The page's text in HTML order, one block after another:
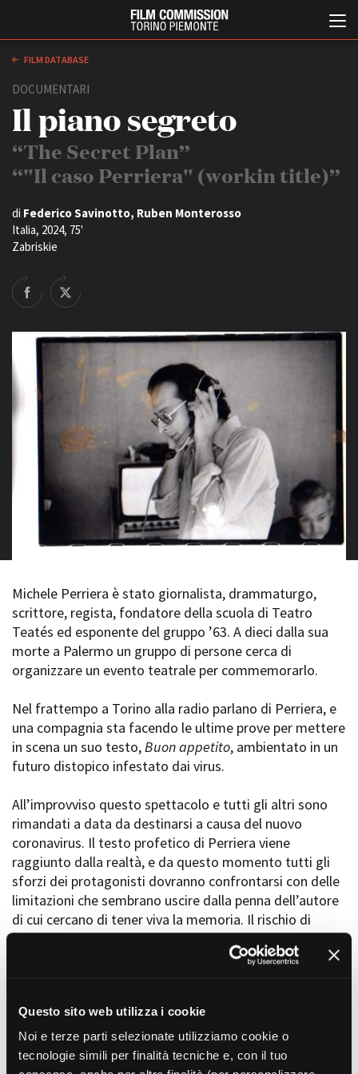
Questo sito web utilizza i cookie
Noi e terze parti selezionate utilizziamo cookie o
tecnologie simili per finalità tecniche e, con il tuo
Chi siamo
Storia della Fondazione
La sede
Partner
Rete regionale
Bilancio sociale
Amministrazione
trasparente
Bandi e gare
Sostenibilità ambientale
SERVIZI
Servizi generali
Location scouting
Sala Paolo Tenna
FILM FUNDS
Piemonte Film Tv Fund
Piemonte Film Tv
Piemonte Doc Film Fund
Short Film Fund
PRODUCTION GUIDE
Strutture di servizio
Professionisti
Attrici-Attori
Beginners
LOCATION GUIDE
NEWS
CASTING
Avenue Cove - Erasmus +
Guarda che storia!
La Grazia - Immagini e
location della Torino di Paolo
Sorrentino
Open Day
Ciak in TOur!
FESTIVAL, MARKETS,
AWARDS
International Film Festival
Rotterdam
Berlinale Internationalen
Biografilm Festival - Bio to B
Industry Days
Locarno Film Festival
Mostra Internazionale d’Arte
Cinematografica Venezia
Toronto International Film
Festa del Cinema di Roma
Torino Film Festival
David di Donatello
Nastri d’Argento
STRUMENTI
Location - Accedi al tuo
profilo
Location - Nuovo utente
Newsletter
Lavora con noi
Lavoro
FILM DATABASE
DOCUMENTARI
Il piano segreto
“The Secret Plan”
“"Il caso Perriera" (workin title)”
di Federico Savinotto, Ruben Monterosso
Italia, 2024, 75'
Zabriskie
Michele Perriera è stato giornalista, drammaturgo,
scrittore, regista, fondatore della scuola di Teatro
Teatés ed esponente del gruppo ’63. A dieci dalla sua
morte a Palermo un gruppo di persone cerca di
organizzare un evento teatrale per commemorarlo.
Nel frattempo a Torino alla radio parlano di Perriera, e
una compagnia sta facendo le ultime prove per mettere
in scena un suo testo,Buon appetito, ambientato in un
futuro distopico infestato dai virus.
All’improvviso questo spettacolo e tutti gli altri sono
rimandati a data da destinarsi a causa del nuovo
coronavirus. Il testo profetico di Perriera viene
raggiunto dalla realtà, e da questo momento tutti gli
sforzi dei protagonisti dovranno confrontarsi con delle
limitazioni che sembrano uscire dalla penna dell’autore
di cui cercano di tener viva la memoria. Il rischio di
rimanere ancora una volta nell’oblio nasce da una
società molto simile a quella che l’autore aveva
Fin dalle prime fasi di sviluppo di questo